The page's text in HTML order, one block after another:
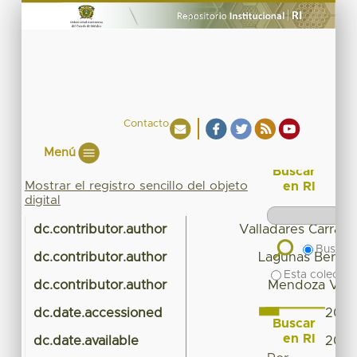
Contacto
Menú
Mostrar el registro sencillo del objeto
digital
dc.contributor.author Valladares
dc.contributor.author Lagunas
dc.contributor.author Mendoza
dc.date.accessioned
dc.date.available
Buscar
en RI
Buscar
Esta
Buscar
en RI